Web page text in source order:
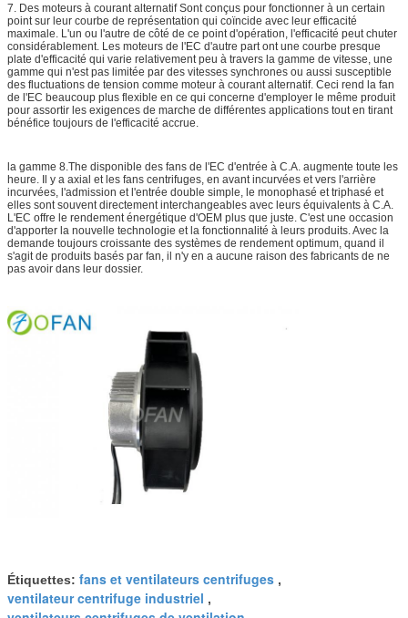
7. Des moteurs à courant alternatif Sont conçus pour fonctionner à un certain
point sur leur courbe de représentation qui coïncide avec leur efficacité
maximale. L'un ou l'autre de côté de ce point d'opération, l'efficacité peut chuter
considérablement. Les moteurs de l'EC d'autre part ont une courbe presque
plate d'efficacité qui varie relativement peu à travers la gamme de vitesse, une
gamme qui n'est pas limitée par des vitesses synchrones ou aussi susceptible
des fluctuations de tension comme moteur à courant alternatif. Ceci rend la fan
de l'EC beaucoup plus flexible en ce qui concerne d'employer le même produit
pour assortir les exigences de marche de différentes applications tout en tirant
bénéfice toujours de l'efficacité accrue.
la gamme 8.The disponible des fans de l'EC d'entrée à C.A. augmente toute les
heure. Il y a axial et les fans centrifuges, en avant incurvées et vers l'arrière
incurvées, l'admission et l'entrée double simple, le monophasé et triphasé et
elles sont souvent directement interchangeables avec leurs équivalents à C.A.
L'EC offre le rendement énergétique d'OEM plus que juste. C'est une occasion
d'apporter la nouvelle technologie et la fonctionnalité à leurs produits. Avec la
demande toujours croissante des systèmes de rendement optimum, quand il
s'agit de produits basés par fan, il n'y en a aucune raison des fabricants de ne
pas avoir dans leur dossier.
Étiquettes: fans et ventilateurs centrifuges ,
ventilateur centrifuge industriel ,